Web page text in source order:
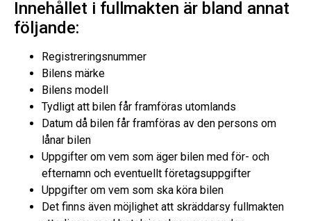
Innehållet i fullmakten är bland annat
följande:
Registreringsnummer
Bilens märke
Bilens modell
Tydligt att bilen får framföras utomlands
Datum då bilen får framföras av den persons om
lånar bilen
Uppgifter om vem som äger bilen med för- och
efternamn och eventuellt företagsuppgifter
Uppgifter om vem som ska köra bilen
Det finns även möjlighet att skräddarsy fullmakten